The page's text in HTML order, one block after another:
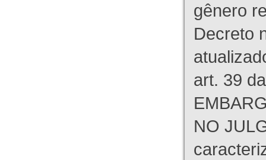
gênero
Decreto
art. 39
NO